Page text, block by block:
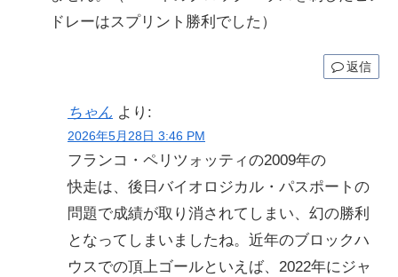
ドレーはスプリント勝利でした）
返信
ちゃん より:
2026年5月28日 3:46 PM
フランコ・ペリツォッティの2009年の
快走は、後日バイオロジカル・パスポートの
問題で成績が取り消されてしまい、幻の勝利
となってしまいましたね。近年のブロックハ
ウスでの頂上ゴールといえば、2022年にジャ